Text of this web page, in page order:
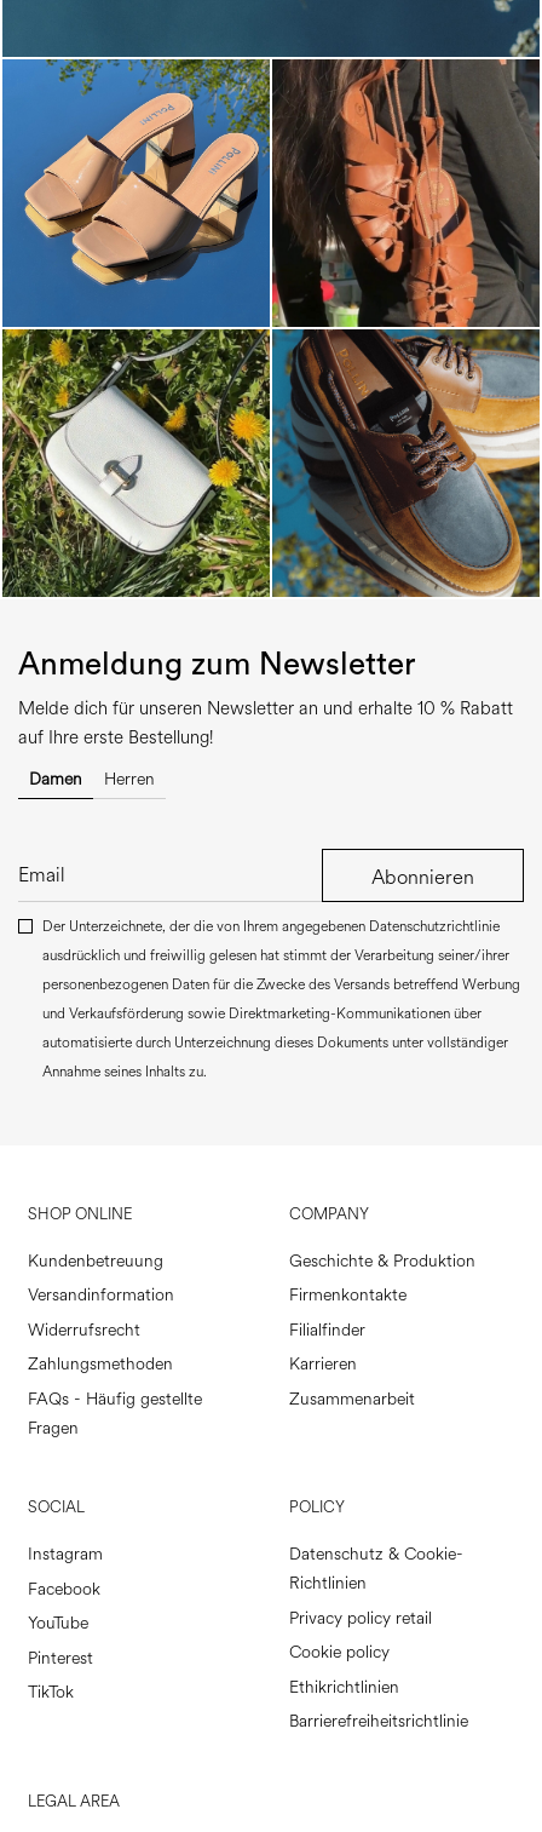
Anmeldung zum Newsletter
Melde dich für unseren Newsletter an und erhalte 10 % Rabatt
auf Ihre erste Bestellung!
Damen Herren
Abonnieren
Der Unterzeichnete, der die von Ihrem angegebenen Datenschutzrichtlinie
ausdrücklich und freiwillig gelesen hat stimmt der Verarbeitung seiner/ihrer
personenbezogenen Daten für die Zwecke des Versands betreffend Werbung
und Verkaufsförderung sowie Direktmarketing-Kommunikationen über
automatisierte durch Unterzeichnung dieses Dokuments unter vollständiger
Annahme seines Inhalts zu.
SHOP ONLINE
Kundenbetreuung
Versandinformation
Widerrufsrecht
Zahlungsmethoden
FAQs - Häufig gestellte
Fragen
COMPANY
Geschichte & Produktion
Firmenkontakte
Filialfinder
Karrieren
Zusammenarbeit
SOCIAL
Instagram
Facebook
YouTube
Pinterest
TikTok
POLICY
Datenschutz & Cookie-
Richtlinien
Privacy policy retail
Cookie policy
Ethikrichtlinien
Barrierefreiheitsrichtlinie
LEGAL AREA